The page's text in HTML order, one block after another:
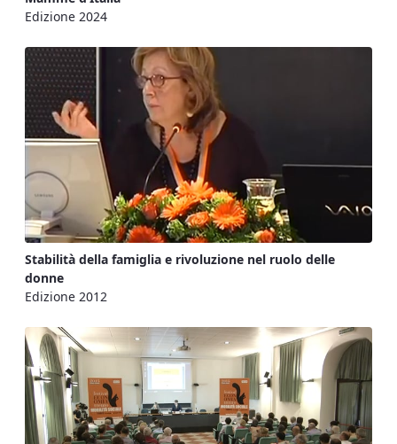
Edizione 2024
Stabilità della famiglia e rivoluzione nel ruolo delle
donne
Edizione 2012